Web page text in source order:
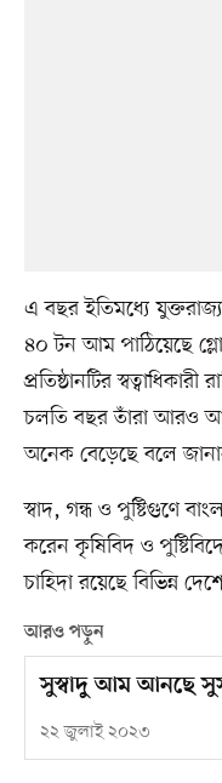
এ বছর ইতিমধ্যে
৪০ টন আম পাঠিয়েছে
প্রতিষ্ঠানটির
চলতি বছর তাঁরা আরও
অনেক বেড়েছে বলে
স্বাদ, গন্ধ ও পুষ্টিগুণে
করেন কৃষিবিদ ও
চাহিদা রয়েছে বিভিন্ন
আরও পড়ুন
সুস্বাদু আম আনছে
২২ জুলাই ২০২৩